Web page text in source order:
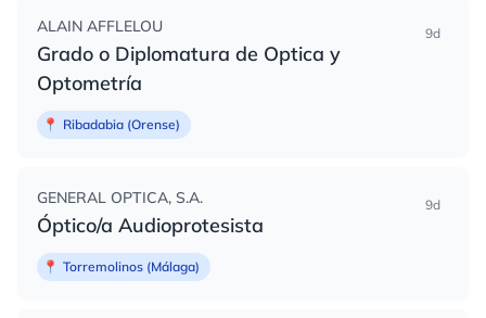
ALAIN AFFLELOU
Grado o Diplomatura de Optica y
Optometría
9d
📍 Ribadabia (Orense)
GENERAL OPTICA, S.A.
Óptico/a Audioprotesista
9d
📍 Torremolinos (Málaga)